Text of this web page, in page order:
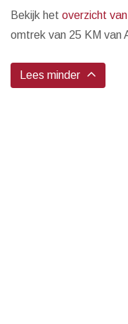
Bekijk het overzicht
omtrek van 25 KM van
Lees minder